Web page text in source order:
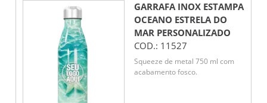
GARRAFA INOX ESTAMPA
OCEANO ESTRELA DO
MAR PERSONALIZADO
COD.: 11527
Squeeze de metal 750 ml com
acabamento fosco.